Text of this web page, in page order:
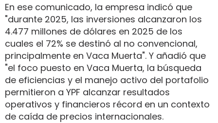
En ese comunicado, la empresa indicó que
"durante 2025, las inversiones alcanzaron los
4.477 millones de dólares en 2025 de los
cuales el 72% se destinó al no convencional,
principalmente en Vaca Muerta". Y añadió que
"el foco puesto en Vaca Muerta, la búsqueda
de eficiencias y el manejo activo del portafolio
permitieron a YPF alcanzar resultados
operativos y financieros récord en un contexto
de caída de precios internacionales.